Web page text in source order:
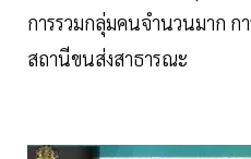
การรวมกลุ่มคนจำนวนมาก ก
สถานีขนส่งสาธารณะ